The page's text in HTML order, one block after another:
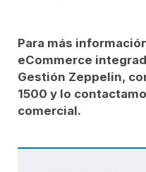
Para más
eCommerce
Gestión Zeppelin,
1500 y lo
comercial.